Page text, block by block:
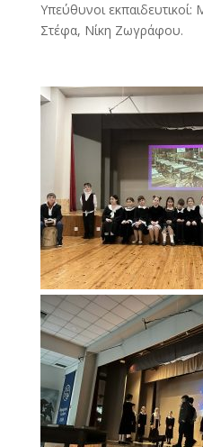
Υπεύθυνοι
Στέφα, Νίκη Ζωγράφου.